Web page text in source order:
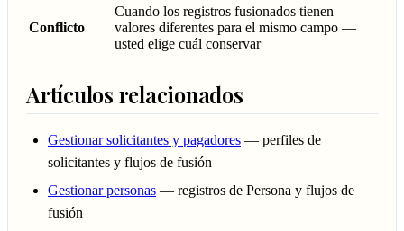
Conflicto
Cuando los registros fusionados tienen
valores diferentes para el mismo campo —
usted elige cuál conservar
Artículos relacionados
Gestionar solicitantes y pagadores — perfiles de
solicitantes y flujos de fusión
Gestionar personas — registros de Persona y flujos de
fusión